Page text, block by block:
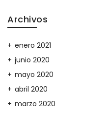
Archivos
enero 2021
junio 2020
mayo 2020
abril 2020
marzo 2020